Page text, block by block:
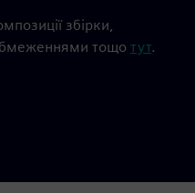
збірки,
тощо тут.